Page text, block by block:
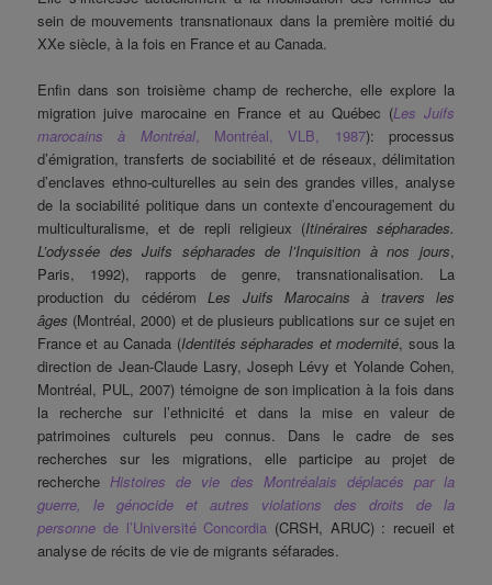
sein de mouvements transnationaux dans la première moitié du
XXe siècle, à la fois en France et au Canada.
Enfin dans son troisième champ de recherche, elle explore la
migration juive marocaine en France et au Québec (Les Juifs
marocains à Montréal, Montréal, VLB, 1987): processus
d’émigration, transferts de sociabilité et de réseaux, délimitation
d’enclaves ethno-culturelles au sein des grandes villes, analyse
de la sociabilité politique dans un contexte d’encouragement du
multiculturalisme, et de repli religieux (Itinéraires sépharades.
L’odyssée des Juifs sépharades de l’Inquisition à nos jours,
Paris, 1992), rapports de genre, transnationalisation. La
production du cédéromLes Juifs Marocains à travers les
âges (Montréal, 2000) et de plusieurs publications sur ce sujet en
France et au Canada (Identités sépharades et modernité, sous la
direction de Jean-Claude Lasry, Joseph Lévy et Yolande Cohen,
Montréal, PUL, 2007) témoigne de son implication à la fois dans
la recherche sur l’ethnicité et dans la mise en valeur de
patrimoines culturels peu connus. Dans le cadre de ses
recherches sur les migrations, elle participe au projet de
rechercheHistoires de vie des Montréalais déplacés par la
guerre, le génocide et autres violations des droits de la
personne de l’Université Concordia (CRSH, ARUC) : recueil et
analyse de récits de vie de migrants séfarades.